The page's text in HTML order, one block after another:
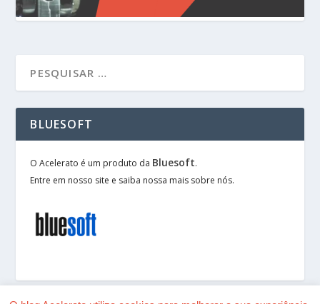
BLUESOFT
O Acelerato é um produto da Bluesoft.
Entre em nosso site e saiba nossa mais sobre nós.